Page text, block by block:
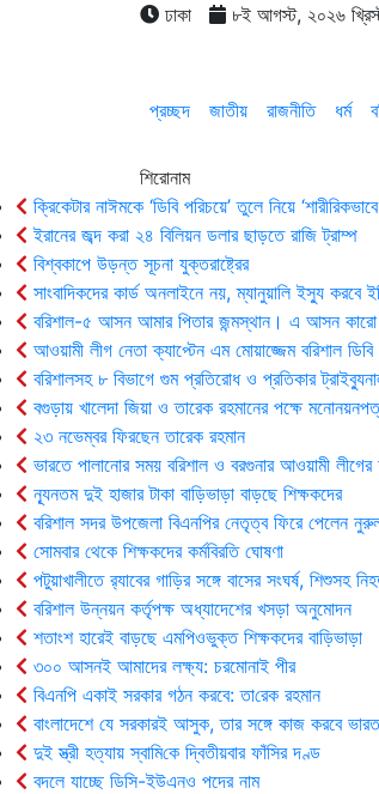
ঢাকা ৮ই আগস্ট, ২০২৬
প্রচ্ছদ জাতীয় রাজনীতি ধর্ম
শিরোনাম
ক্রিকেটার নাঈমকে ‘ডিবি পরিচয়ে’ তুলে নিয়ে
ইরানের জব্দ করা ২৪ বিলিয়ন ডলার ছাড়তে রাজি ট্রাম্প
বিশ্বকাপে উড়ন্ত সূচনা যুক্তরাষ্ট্রের
সাংবাদিকদের কার্ড অনলাইনে নয়, ম্যানুয়ালি ইস্যু করবে
বরিশাল-৫ আসন আমার পিতার জন্মস্থান। এ আসন কারো
আওয়ামী লীগ নেতা ক্যাপ্টেন এম মোয়াজ্জেম বরিশাল
বরিশালসহ ৮ বিভাগে গুম প্রতিরোধ ও প্রতিকার
বগুড়ায় খালেদা জিয়া ও তারেক রহমানের পক্ষে
২৩ নভেম্বর ফিরছেন তারেক রহমান
ভারতে পালানোর সময় ব‌রিশাল ও বরগুনার আওয়ামী
ন্যূনতম দুই হাজার টাকা বাড়িভাড়া বাড়ছে শিক্ষকদের
বরিশাল সদর উপজেলা বিএনপির নেতৃত্ব ফিরে পেলেন
সোমবার থেকে শিক্ষকদের কর্মবিরতি ঘোষণা
পটুয়াখালীতে র‍্যাবের গাড়ির সঙ্গে বাসের সংঘর্ষ, শিশুসহ
বরিশাল উন্নয়ন কর্তৃপক্ষ অধ্যাদেশের খসড়া অনুমোদন
শতাংশ হারেই বাড়ছে এমপিওভুক্ত শিক্ষকদের বাড়িভাড়া
৩০০ আসনই আমাদের লক্ষ্য: চরমোনাই পীর
বিএনপি একাই সরকার গঠন করবে: তা‌রেক রহমান
বাংলাদেশে যে সরকারই আসুক, তার সঙ্গে কাজ করবে
দুই স্ত্রী হত্যায় স্বা‌মি‌কে দ্বিতীয়বার ফাঁসির দণ্ড
বদলে যাচ্ছে ডিসি-ইউএনও পদের নাম